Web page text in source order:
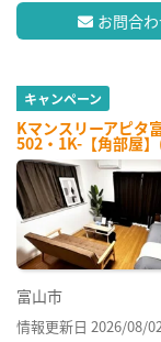
お問合
キャンペーン
Kマンスリーアピタ
502・1K-【角部屋
富山市
情報更新日 2026/08/